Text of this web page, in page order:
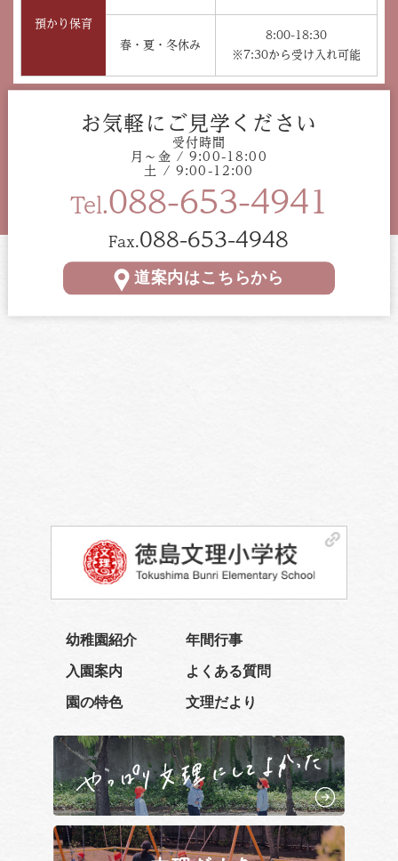
預かり保育
春・夏・冬休み
8:00-18:30
※7:30から受け入れ可能
お気軽にご見学ください
受付時間
月〜金 / 9:00-18:00
土 / 9:00-12:00
Tel.088-653-4941
Fax.088-653-4948
道案内はこちらから
幼稚園紹介 年間行事
入園案内 よくある質問
園の特色 文理だより